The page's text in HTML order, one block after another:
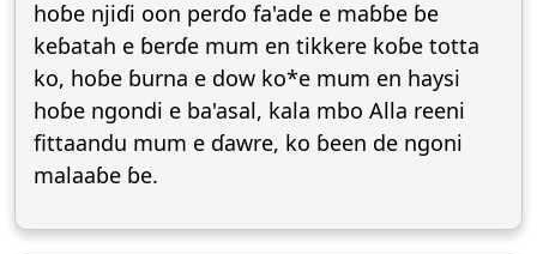
hoɓe njiɗi oon perɗo fa'ade e maɓɓe ɓe
keɓatah e ɓerɗe mum en tikkere koɓe totta
ko, hoɓe ɓurna e dow ko*e mum en haysi
hoɓe ngondi e ba'asal, kala mbo Alla reeni
fittaandu mum e ɗawre, ko ɓeen de ngoni
malaaɓe ɓe.